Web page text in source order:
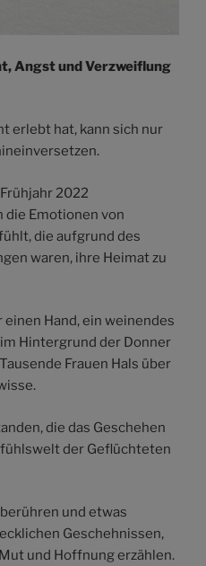
Angst und Verzweiflung
erlebt hat, kann sich nur
2022
die Emotionen von
die aufgrund des
waren, ihre Heimat zu
Hand, ein weinendes
Hintergrund der Donner
Frauen Hals über
die das Geschehen
der Geflüchteten
berühren und etwas
Geschehnissen,
und Hoffnung erzählen.